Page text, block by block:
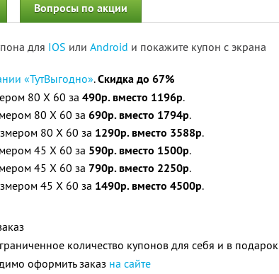
Вопросы по акции
для IOS или Android и покажите купон с экрана
«ТутВыгодно».Скидка до 67%
80 Х 60 за 490р. вместо 1196р.
80 Х 60 за 690р. вместо 1794р.
80 Х 60 за 1290р. вместо 3588р.
45 Х 60 за 590р. вместо 1500р.
45 Х 60 за 790р. вместо 2250р.
45 Х 60 за 1490р. вместо 4500р.
количество купонов для себя и в подарок
оформить заказ на сайте